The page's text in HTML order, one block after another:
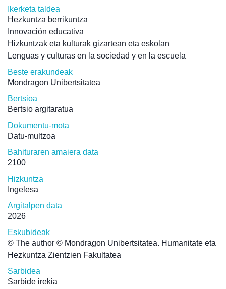
Ikerketa taldea
Hezkuntza berrikuntza
Innovación educativa
Hizkuntzak eta kulturak gizartean eta eskolan
Lenguas y culturas en la sociedad y en la escuela
Beste erakundeak
Mondragon Unibertsitatea
Bertsioa
Bertsio argitaratua
Dokumentu-mota
Datu-multzoa
Bahituraren amaiera data
2100
Hizkuntza
Ingelesa
Argitalpen data
2026
Eskubideak
© The author © Mondragon Unibertsitatea. Humanitate eta
Hezkuntza Zientzien Fakultatea
Sarbidea
Sarbide irekia